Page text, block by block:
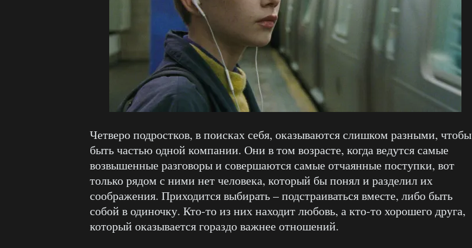
Четверо подростков, в поисках себя, оказываются слишком разными, чтобы
быть частью одной компании. Они в том возрасте, когда ведутся самые
возвышенные разговоры и совершаются самые отчаянные поступки, вот
только рядом с ними нет человека, который бы понял и разделил их
соображения. Приходится выбирать – подстраиваться вместе, либо быть
собой в одиночку. Кто-то из них находит любовь, а кто-то хорошего друга,
который оказывается гораздо важнее отношений.